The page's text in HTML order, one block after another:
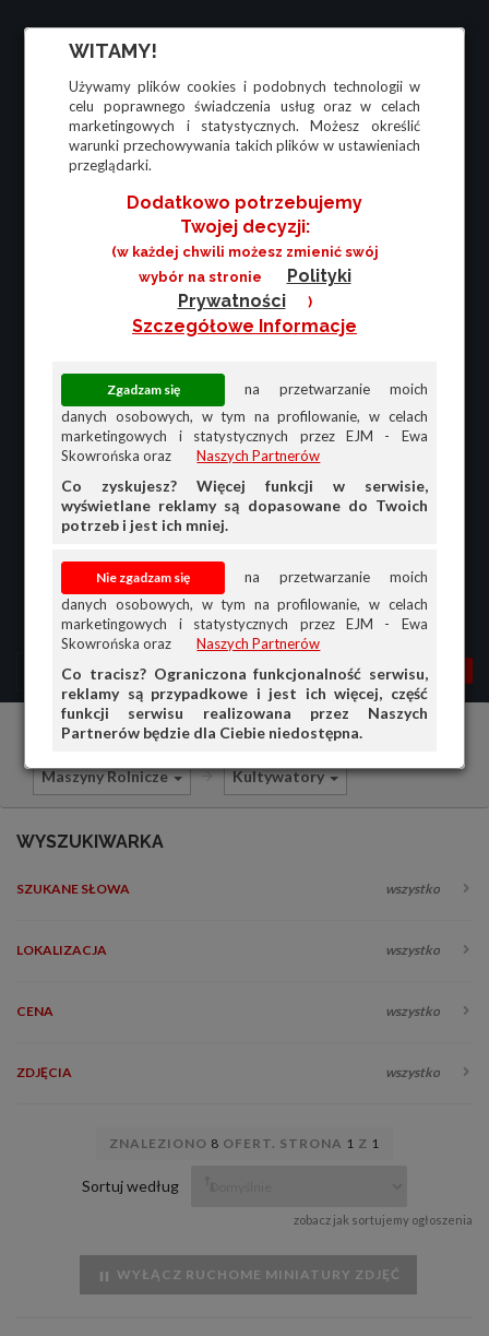
WITAMY!
Używamy plików cookies i podobnych technologii w
celu poprawnego świadczenia usług oraz w celach
marketingowych i statystycznych. Możesz określić
warunki przechowywania takich plików w ustawieniach
przeglądarki.
Dodatkowo potrzebujemy
Twojej decyzji:
(w każdej chwili możesz zmienić swój
wybór na stronie
Polityki
Prywatności
)
Szczegółowe Informacje
na przetwarzanie moich
danych osobowych, w tym na profilowanie, w celach
marketingowych i statystycznych przez EJM - Ewa
Skowrońska oraz
Naszych Partnerów
Co zyskujesz? Więcej funkcji w serwisie,
wyświetlane reklamy są dopasowane do Twoich
potrzeb i jest ich mniej.
na przetwarzanie moich
danych osobowych, w tym na profilowanie, w celach
marketingowych i statystycznych przez EJM - Ewa
Skowrońska oraz
Naszych Partnerów
Co tracisz? Ograniczona funkcjonalność serwisu,
reklamy są przypadkowe i jest ich więcej, część
funkcji serwisu realizowana przez Naszych
Partnerów będzie dla Ciebie niedostępna.
MENU MOJA AG
PRZEGLĄD
OFERTA DLA FIRM
Ciągniki i maszyny rolnicze Sprzedam
Maszyny Rolnicze Kultywatory
WYSZUKIWARKA
SZUKANE SŁOWA wszystko
LOKALIZACJA wszystko
CENA wszystko
ZDJĘCIA wszystko
ZNALEZIONO 8 OFERT. STRONA 1 Z 1
Sortuj według
zobacz jak sortujemy ogłoszenia
WYŁĄCZ RUCHOME MINIATURY ZDJĘĆ